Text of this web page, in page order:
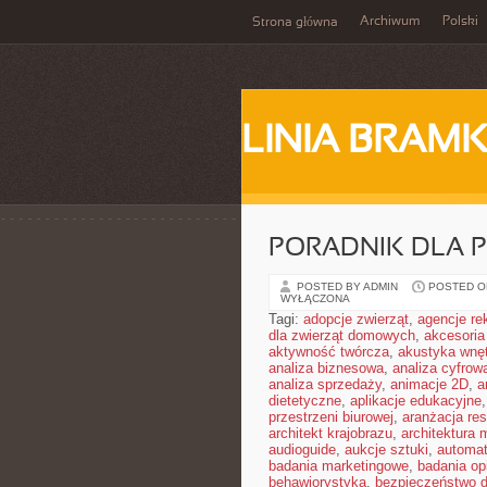
Strona główna Archiwum Polski
LINIA
PORADNIK DLA
POSTED BY ADMIN POSTED
WYŁĄCZONA
Tagi: adopcje zwierząt, agencje
dla zwierząt domowych,
aktywność twórcza, akustyka
analiza biznesowa, analiza
analiza sprzedaży, animacje 2D,
dietetyczne, aplikacje edukacyjne,
przestrzeni biurowej, aranżacja
architekt krajobrazu, architektura
audioguide, aukcje sztuki,
badania marketingowe, badania
behawiorystyka, bezpieczeństwo